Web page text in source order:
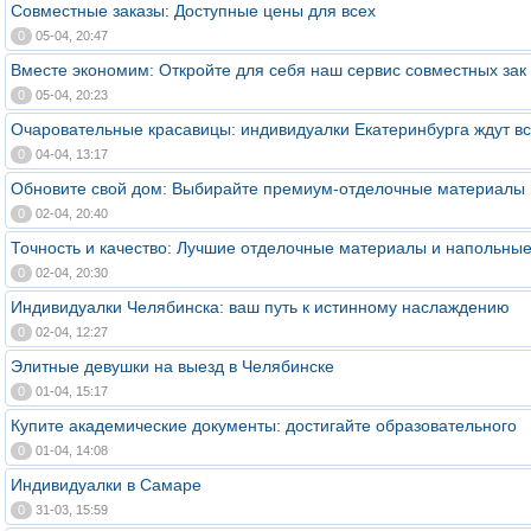
Совместные заказы: Доступные цены для всех
0 05-04, 20:47
Вместе экономим: Откройте для себя наш сервис совместных зак
0 05-04, 20:23
Очаровательные красавицы: индивидуалки Екатеринбурга ждут вс
0 04-04, 13:17
Обновите свой дом: Выбирайте премиум-отделочные материалы
0 02-04, 20:40
Точность и качество: Лучшие отделочные материалы и напольные
0 02-04, 20:30
Индивидуалки Челябинска: ваш путь к истинному наслаждению
0 02-04, 12:27
Элитные девушки на выезд в Челябинске
0 01-04, 15:17
Купите академические документы: достигайте образовательного
0 01-04, 14:08
Индивидуалки в Самаре
0 31-03, 15:59